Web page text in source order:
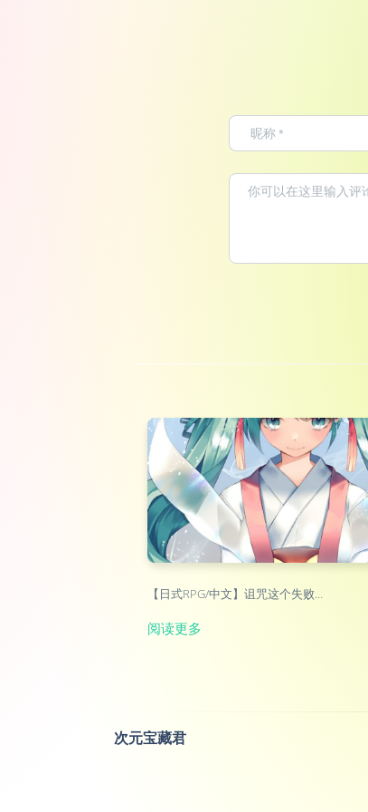
【日式RPG/中文】诅咒这个失败…
阅读更多
次元宝藏君